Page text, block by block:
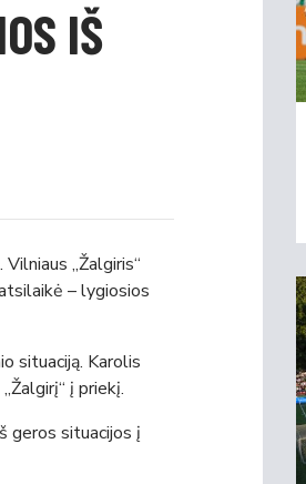
IŠ
„Žalgiris“
– lygiosios
situaciją. Karolis
į priekį.
geros situacijos į